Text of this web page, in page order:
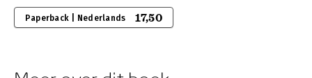
Paperback | Nederlands 17,50